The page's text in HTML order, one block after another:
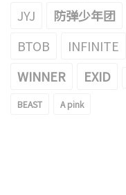
JYJ 防弹少年团
BTOB INFINITE
WINNER
EXID
BEAST A pink